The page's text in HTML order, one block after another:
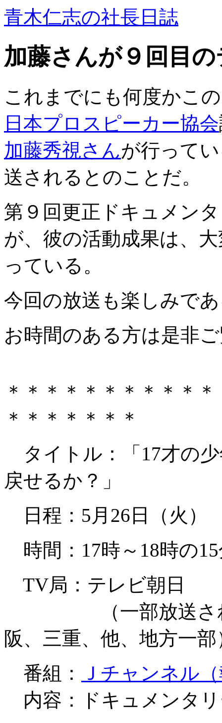
青木仁志の社長日誌
加藤さんが９回目
これまでにも何度かこ
日本プロスピーカー協会
加藤秀視さんが行って
送されるとのことだ。
第９回更正ドキュメン
が、彼の活動成果は、
っている。
今回の放送も楽しみで
お時間のある方は是非
＊＊＊＊＊＊＊＊＊＊
＊＊＊＊＊＊＊
タイトル：「17才の
戻せるか？」
日程：5月26日（火）
時間：17時～18時の
TV局：テレビ朝日
（一部放送されな
阪、三重、他、地方一部
番組：
Ｊチャンネル
内容：ドキュメンタ